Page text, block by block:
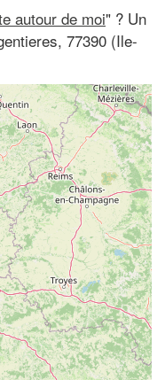
autour de moi" ? Un
77390 (Ile-